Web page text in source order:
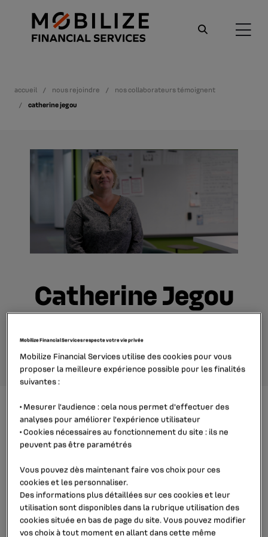
accueil nous rejoindre
nos collaborateurs témoignent
catherine jegou
Catherine Jegou
règlementaire
Catherine a commencé sa carrière au
sein de notre groupe dans la fonction
comptabilité. Au fil des années et des
projets qu’elle a menés, elle a
construit un projet professionnel,
associé à une formation au niveau
MBA. Aujourd’hui, elle encadre une
Mobilize Financial Services respecte votre vie privée
Mobilize Financial Services utilise des cookies pour vous
proposer la meilleure expérience possible pour les finalités
suivantes :
• Mesurer l'audience : cela nous permet d'effectuer des
analyses pour améliorer l’expérience utilisateur
•Cookies nécessaires au fonctionnement du site : ils ne
peuvent pas être paramétrés
Vous pouvez dès maintenant faire vos choix pour ces
cookies et les personnaliser.
Des informations plus détaillées sur ces cookies et leur
utilisation sont disponibles dans la rubrique utilisation des
cookiessituée en bas de page du site. Vous pouvez modifier
vos choix à tout moment en allant dans cette même